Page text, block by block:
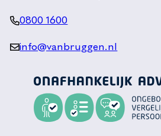
0800 1600
info@vanbruggen.nl